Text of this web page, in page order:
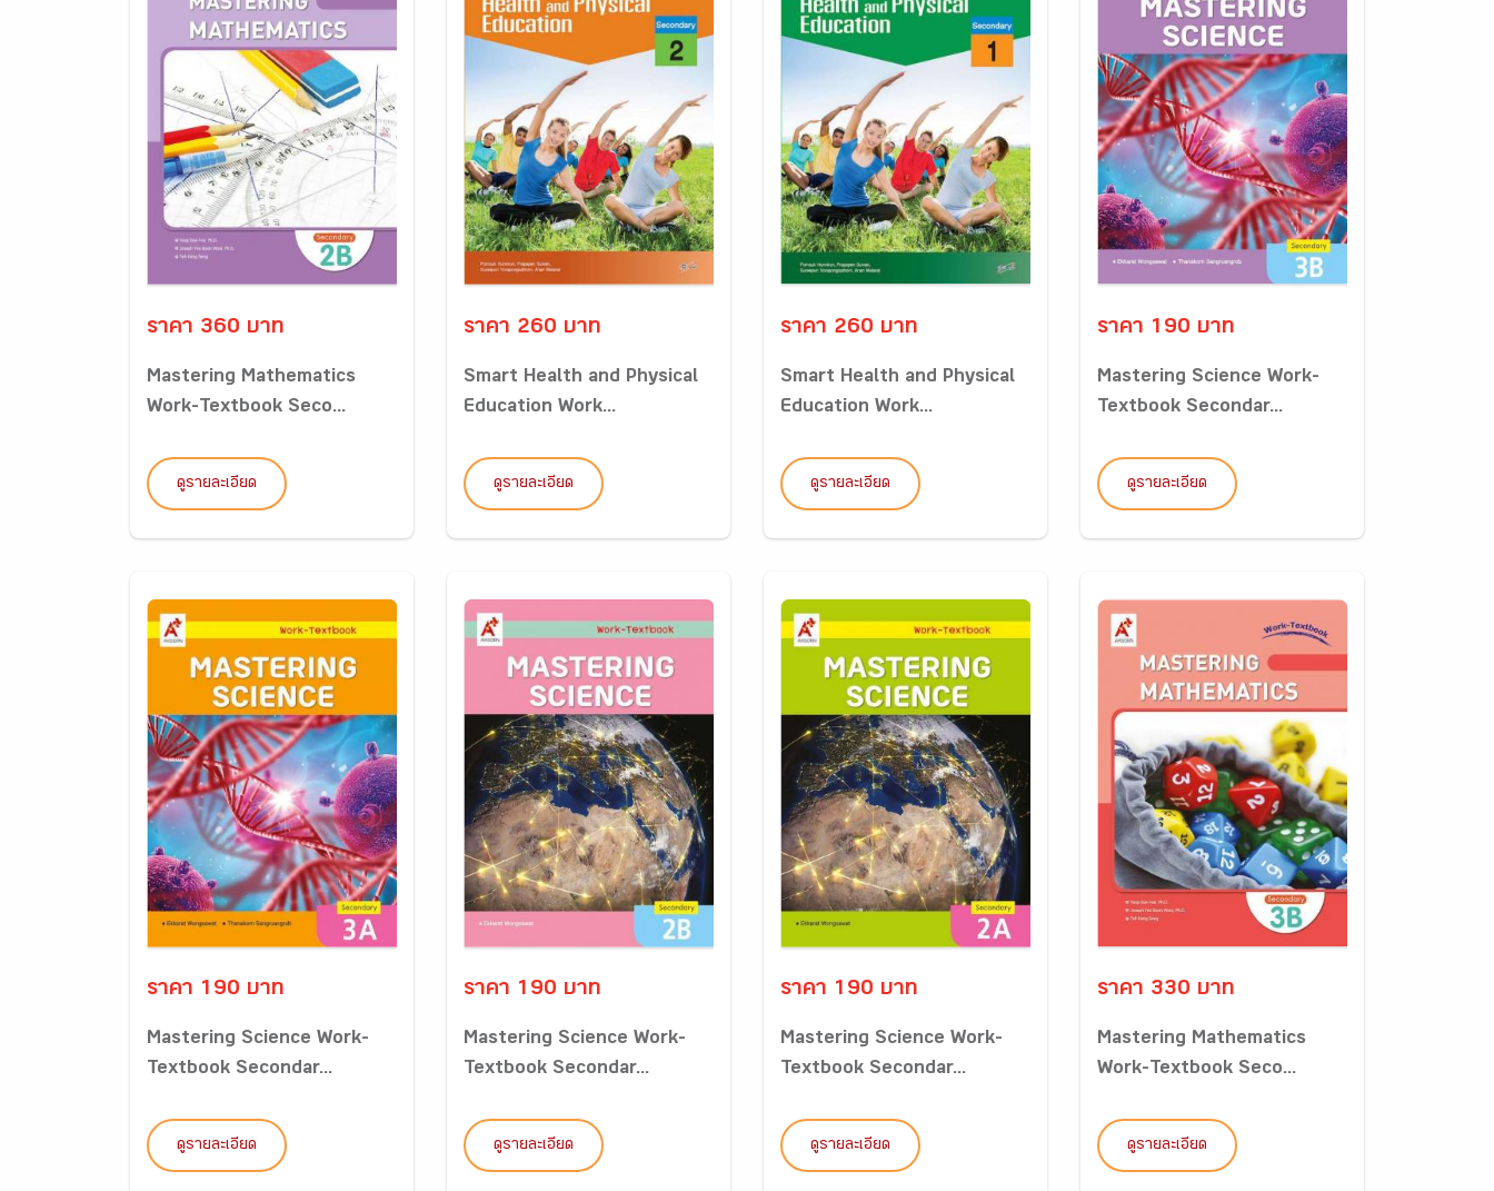
ราคา 360 บาท
Mastering Mathematics
Work-Textbook Seco...
ดูรายละเอียด
ราคา 260 บาท
Smart Health and Physical
Education Work...
ดูรายละเอียด
ราคา 260 บาท
Smart Health and Physical
Education Work...
ดูรายละเอียด
ราคา 190 บาท
Mastering Science Work-
Textbook Secondar...
ดูรายละเอียด
ราคา 190 บาท
Mastering Science Work-
Textbook Secondar...
ดูรายละเอียด
ราคา 190 บาท
Mastering Science Work-
Textbook Secondar...
ดูรายละเอียด
ราคา 190 บาท
Mastering Science Work-
Textbook Secondar...
ดูรายละเอียด
ราคา 330 บาท
Mastering Mathematics
Work-Textbook Seco...
ดูรายละเอียด